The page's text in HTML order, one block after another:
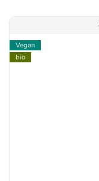
Vegan
bio